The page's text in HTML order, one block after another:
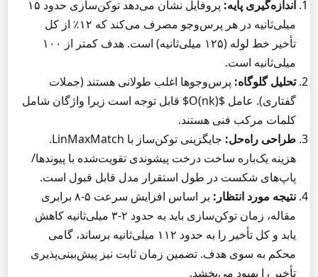
اندازه‌گیری پایه:
پروفایل نشان می‌دهد توکن‌سازی حدود ۱۵
میلی‌ثانیه در هر پرس‌وجو مصرف می‌کند که ۱۲٪ از کل
تأخیر خط لوله (۱۲۵ میلی‌ثانیه) است. هدف کمتر از ۱۰۰
میلی‌ثانیه است.
تحلیل گلوگاه: پرس‌وجوها اغلب طولانی هستند (جملات
گفتاری). عامل $O(nk)$ قابل توجه است زیرا واژگان شامل
کلمات مرکب فنی هستند.
طراحی راه‌حل:
جایگزینی توکن‌ساز با LinMaxMatch.
هزینه یک‌باره ساخت درخت پیشوندی تقویت‌شده با پیوندها/
پاپ‌های شکست در طول استقرار مدل قابل قبول است.
نتیجه مورد انتظار:
بر اساس افزایش سرعت ۵-۸ برابری
مقاله، زمان توکن‌سازی باید به حدود ۲-۳ میلی‌ثانیه کاهش
یابد و کل تأخیر را به حدود ۱۱۲ میلی‌ثانیه برساند، گامی
محکم به سوی هدف. تضمین زمان ثابت نیز پیش‌بینی‌پذیری
تأخیر را بهبود می‌بخشد.